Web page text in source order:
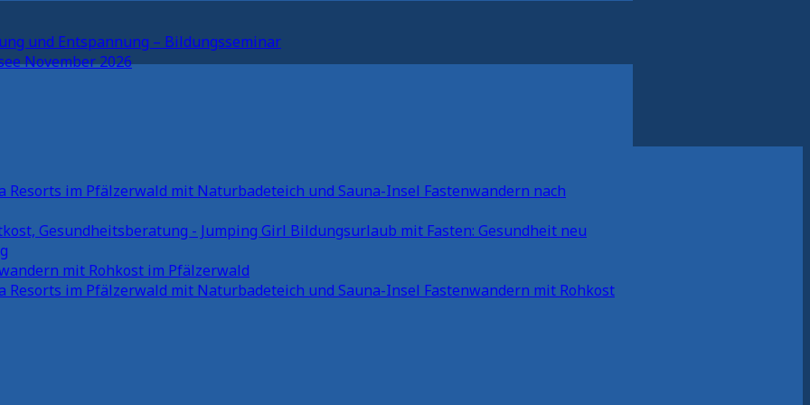
und Entspannung – Bildungsseminar
November 2026
Fastenwandern nach
Bildungsurlaub mit Fasten: Gesundheit neu
mit Rohkost im Pfälzerwald
Fastenwandern mit Rohkost